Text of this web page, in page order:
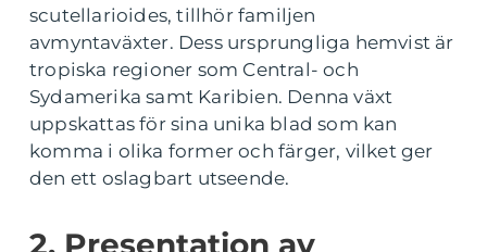
scutellarioides, tillhör familjen
avmyntaväxter. Dess ursprungliga hemvist är
tropiska regioner som Central- och
Sydamerika samt Karibien. Denna växt
uppskattas för sina unika blad som kan
komma i olika former och färger, vilket ger
den ett oslagbart utseende.
2. Presentation av